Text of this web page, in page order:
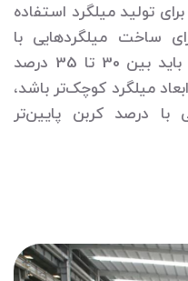
تولید میلگرد استفاده
ساخت میلگردهایی با
سایز 14 تا 40، کربن در شمش باید بین 30 تا 35 درصد
میلگرد کوچک‌تر باشد،
درصد کربن پایین‌تر